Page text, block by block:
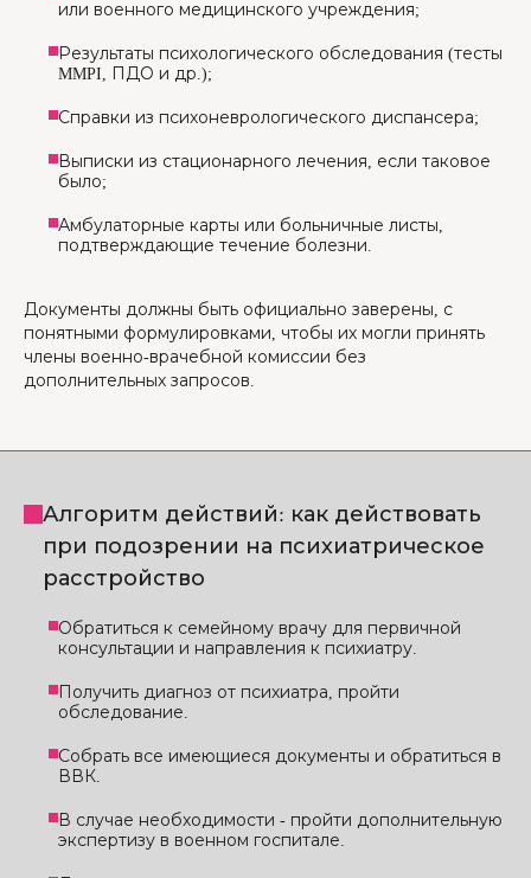
или военного медицинского учреждения;
Результаты психологического обследования (тесты
MMPI, ПДО и др.);
Справки из психоневрологического диспансера;
Выписки из стационарного лечения, если таковое
было;
Амбулаторные карты или больничные листы,
подтверждающие течение болезни.
Документы должны быть официально заверены, с
понятными формулировками, чтобы их могли принять
члены военно-врачебной комиссии без
дополнительных запросов.
Алгоритм действий: как действовать
при подозрении на психиатрическое
расстройство
Обратиться к семейному врачу для первичной
консультации и направления к психиатру.
Получить диагноз от психиатра, пройти
обследование.
Собрать все имеющиеся документы и обратиться в
ВВК.
В случае необходимости - пройти дополнительную
экспертизу в военном госпитале.